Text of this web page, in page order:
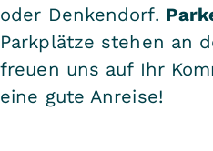
oder Denkendorf.
Parkplätze stehen an
freuen uns auf Ihr
eine gute Anreise!